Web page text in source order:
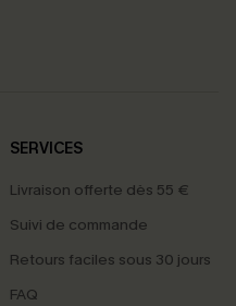
SERVICES
Livraison offerte dès 55 €
Suivi de commande
Retours faciles sous 30 jours
FAQ